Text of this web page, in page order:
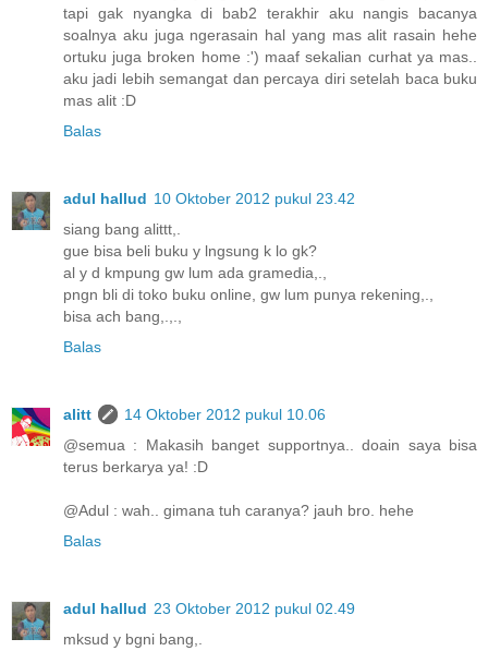
tapi gak nyangka di bab2 terakhir aku nangis bacanya
soalnya aku juga ngerasain hal yang mas alit rasain hehe
ortuku juga broken home :') maaf sekalian curhat ya mas..
aku jadi lebih semangat dan percaya diri setelah baca buku
mas alit :D
Balas
adul hallud 10 Oktober 2012 pukul 23.42
siang bang alittt,.
gue bisa beli buku y lngsung k lo gk?
al y d kmpung gw lum ada gramedia,.,
pngn bli di toko buku online, gw lum punya rekening,.,
bisa ach bang,.,.,
Balas
alitt
14 Oktober 2012 pukul 10.06
@semua : Makasih banget supportnya.. doain saya bisa
terus berkarya ya! :D
@Adul : wah.. gimana tuh caranya? jauh bro. hehe
Balas
adul hallud 23 Oktober 2012 pukul 02.49
mksud y bgni bang,.